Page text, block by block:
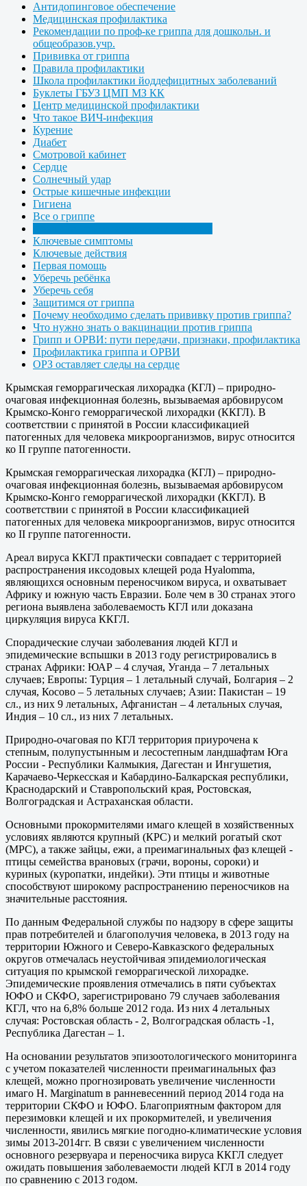
Антидопинговое обеспечение
Медицинская профилактика
Рекомендации по проф-ке гриппа для дошкольн. и
общеобразов.учр.
Прививка от гриппа
Правила профилактики
Школа профилактики йоддефицитных заболеваний
Буклеты ГБУЗ ЦМП МЗ КК
Центр медицинской профилактики
Что такое ВИЧ-инфекция
Курение
Диабет
Смотровой кабинет
Сердце
Солнечный удар
Острые кишечные инфекции
Гигиена
Все о гриппе
Ключевые симптомы
Ключевые действия
Первая помощь
Уберечь ребёнка
Уберечь себя
Защитимся от гриппа
Почему необходимо сделать прививку против гриппа?
Что нужно знать о вакцинации против гриппа
Грипп и ОРВИ: пути передачи, признаки, профилактика
Профилактика гриппа и ОРВИ
ОРЗ оставляет следы на сердце
Крымская геморрагическая лихорадка (КГЛ) – природно-
очаговая инфекционная болезнь, вызываемая арбовирусом
Крымско-Конго геморрагической лихорадки (ККГЛ). В
соответствии с принятой в России классификацией
патогенных для человека микроорганизмов, вирус относится
ко II группе патогенности.
Крымская геморрагическая лихорадка (КГЛ) – природно-
очаговая инфекционная болезнь, вызываемая арбовирусом
Крымско-Конго геморрагической лихорадки (ККГЛ). В
соответствии с принятой в России классификацией
патогенных для человека микроорганизмов, вирус относится
ко II группе патогенности.
Ареал вируса ККГЛ практически совпадает с территорией
распространения иксодовых клещей рода Hyalomma,
являющихся основным переносчиком вируса, и охватывает
Африку и южную часть Евразии. Боле чем в 30 странах этого
региона выявлена заболеваемость КГЛ или доказана
циркуляция вируса ККГЛ.
Спорадические случаи заболевания людей КГЛ и
эпидемические вспышки в 2013 году регистрировались в
странах Африки: ЮАР – 4 случая, Уганда – 7 летальных
случаев; Европы: Турция – 1 летальный случай, Болгария – 2
случая, Косово – 5 летальных случаев; Азии: Пакистан – 19
сл., из них 9 летальных, Афганистан – 4 летальных случая,
Индия – 10 сл., из них 7 летальных.
Природно-очаговая по КГЛ территория приурочена к
степным, полупустынным и лесостепным ландшафтам Юга
России - Республики Калмыкия, Дагестан и Ингушетия,
Карачаево-Черкесская и Кабардино-Балкарская республики,
Краснодарский и Ставропольский края, Ростовская,
Волгоградская и Астраханская области.
Основными прокормителями имаго клещей в хозяйственных
условиях являются крупный (КРС) и мелкий рогатый скот
(МРС), а также зайцы, ежи, а преимагинальных фаз клещей -
птицы семейства врановых (грачи, вороны, сороки) и
куриных (куропатки, индейки). Эти птицы и животные
способствуют широкому распространению переносчиков на
значительные расстояния.
По данным Федеральной службы по надзору в сфере защиты
прав потребителей и благополучия человека, в 2013 году на
территории Южного и Северо-Кавказского федеральных
округов отмечалась неустойчивая эпидемиологическая
ситуация по крымской геморрагической лихорадке.
Эпидемические проявления отмечались в пяти субъектах
ЮФО и СКФО, зарегистрировано 79 случаев заболевания
КГЛ, что на 6,8% больше 2012 года. Из них 4 летальных
случая: Ростовская область - 2, Волгоградская область -1,
Республика Дагестан – 1.
На основании результатов эпизоотологического мониторинга
с учетом показателей численности преимагинальных фаз
клещей, можно прогнозировать увеличение численности
имаго H. Marginatum в ранневесенний период 2014 года на
территории СКФО и ЮФО. Благоприятным фактором для
перезимовки клещей и их прокормителей, и увеличения
численности, явились мягкие погодно-климатические условия
зимы 2013-2014гг. В связи с увеличением численности
основного резервуара и переносчика вируса ККГЛ следует
ожидать повышения заболеваемости людей КГЛ в 2014 году
по сравнению с 2013 годом.